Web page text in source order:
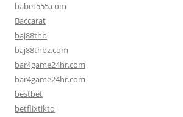
babet555.com
Baccarat
baj88thb
baj88thbz.com
bar4game24hr.com
bar4game24hr.com
bestbet
betflixtikto